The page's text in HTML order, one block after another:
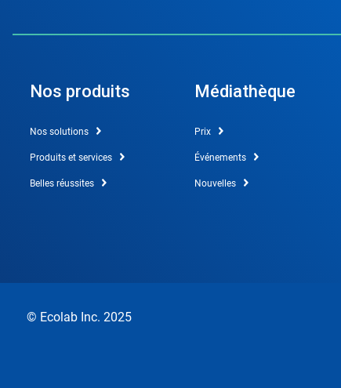
Nos produits
Nos solutions
Produits et services
Belles réussites
Médiathèque
Prix
Événements
Nouvelles
© Ecolab Inc. 2025